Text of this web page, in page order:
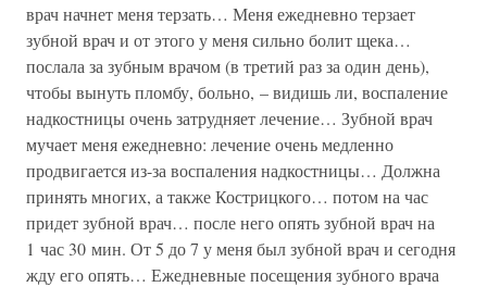
врач начнет меня терзать… Меня ежедневно терзает
зубной врач и от этого у меня сильно болит щека…
послала за зубным врачом (в третий раз за один день),
чтобы вынуть пломбу, больно, – видишь ли, воспаление
надкостницы очень затрудняет лечение… Зубной врач
мучает меня ежедневно: лечение очень медленно
продвигается из-за воспаления надкостницы… Должна
принять многих, а также Кострицкого… потом на час
придет зубной врач… после него опять зубной врач на
1 час 30 мин. От 5 до 7 у меня был зубной врач и сегодня
жду его опять… Ежедневные посещения зубного врача